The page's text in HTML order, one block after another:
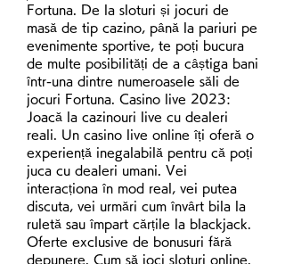
Fortuna. De la sloturi și jocuri de
masă de tip cazino, până la pariuri pe
evenimente sportive, te poți bucura
de multe posibilități de a câștiga bani
într-una dintre numeroasele săli de
jocuri Fortuna. Casino live 2023:
Joacă la cazinouri live cu dealeri
reali. Un casino live online îți oferă o
experiență inegalabilă pentru că poți
juca cu dealeri umani. Vei
interacționa în mod real, vei putea
discuta, vei urmări cum învârt bila la
ruletă sau împart cărțile la blackjack.
Oferte exclusive de bonusuri fără
depunere. Cum să joci sloturi online.